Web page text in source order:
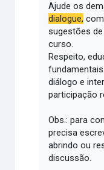
Ajude os
dialogue,
sugestões
curso.
Respeito,
diálogo e
participação
Obs.: para
precisa
abrindo ou
discussão.